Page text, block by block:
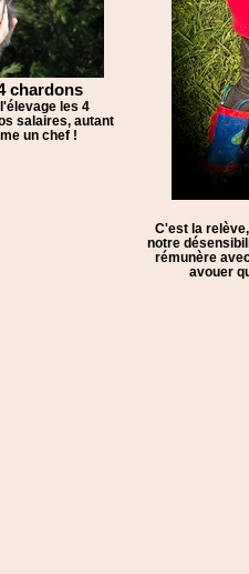
chardons
les 4
salaires, autant
un chef !
C'est la
notre
rémunère
avouer